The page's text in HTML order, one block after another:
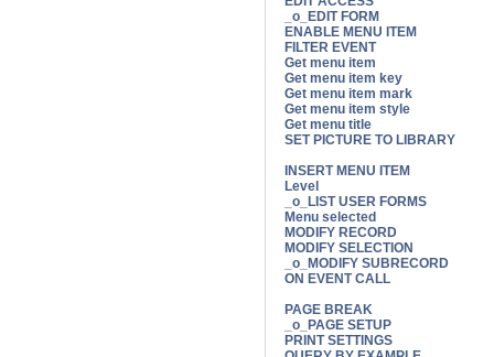
_o_EDIT FORM
ENABLE MENU ITEM
FILTER EVENT
Get menu item
Get menu item key
Get menu item mark
Get menu item style
Get menu title
SET PICTURE TO LIBRARY
INSERT MENU ITEM
Level
_o_LIST USER FORMS
Menu selected
MODIFY RECORD
MODIFY SELECTION
_o_MODIFY SUBRECORD
ON EVENT CALL
PAGE BREAK
_o_PAGE SETUP
PRINT SETTINGS